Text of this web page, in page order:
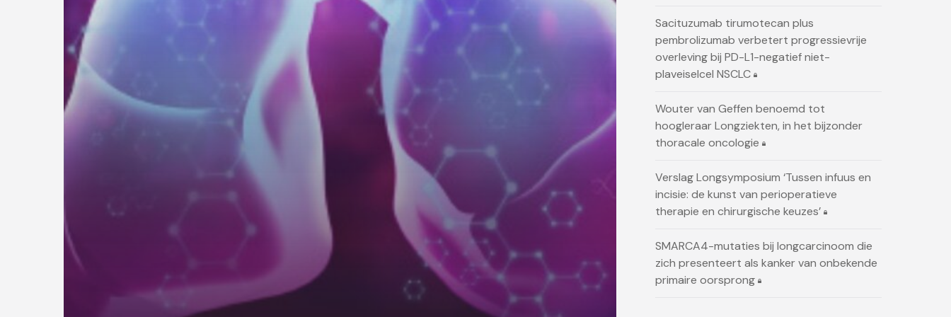
Sacituzumab tirumotecan plus
pembrolizumab verbetert progressievrije
overleving bij PD-L1-negatief niet-
plaveiselcel NSCLC
Wouter van Geffen benoemd tot
hoogleraar Longziekten, in het bijzonder
thoracale oncologie
Verslag Longsymposium ‘Tussen infuus en
incisie: de kunst van perioperatieve
therapie en chirurgische keuzes’
SMARCA4-mutaties bij longcarcinoom die
zich presenteert als kanker van onbekende
primaire oorsprong